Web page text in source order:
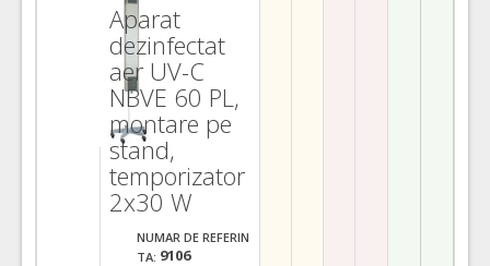
Aparat
dezinfectat
aer UV-C
NBVE 60 PL,
montare pe
stand,
temporizator
2x30 W
NUMAR DE REFERIN
TA: 9106